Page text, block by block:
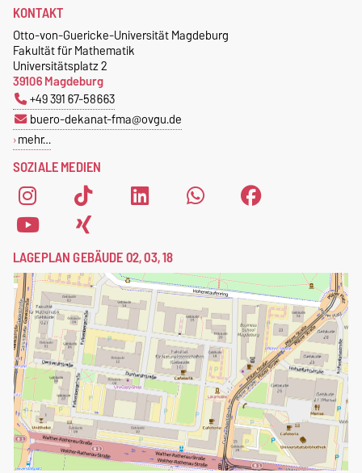
SOZIALE MEDIEN
KONTAKT
Otto-von-Guericke-Universität Magdeburg
Fakultät für Mathematik
Universitätsplatz 2
39106 Magdeburg
+49 391 67-58663
buero-dekanat-fma@ovgu.de
mehr…
LAGEPLAN GEBÄUDE 02, 03, 18